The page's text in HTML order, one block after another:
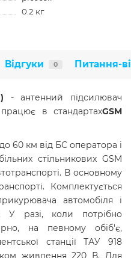
0.2 кг
Відгуки 0 Питання-
- антенний підсилювач
працює в стандартахGSM
60 км від БС оператора і
стільникових GSM
В основному
Комплектується
автомобіля і
У разі, коли потрібно
на певному обіб'є,
станції ТАУ 918
живлення 220 В. Для